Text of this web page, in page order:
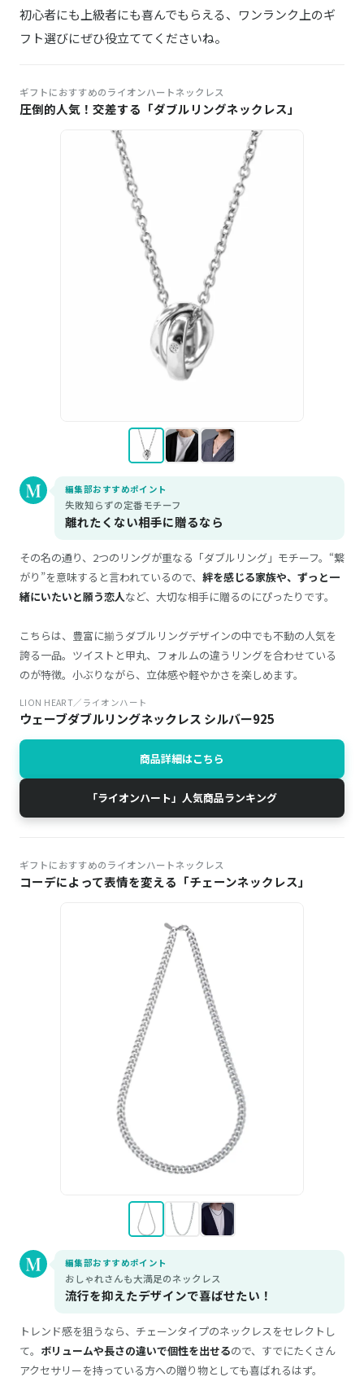
初心者にも上級者にも喜んでもらえる、ワンランク上のギ
フト選びにぜひ役立ててくださいね。
ギフトにおすすめのライオンハートネックレス
圧倒的人気！交差する「ダブルリングネックレス」
編集部おすすめポイント
失敗知らずの定番モチーフ
離れたくない相手に贈るなら
その名の通り、2つのリングが重なる「ダブルリング」モチーフ。“繋
がり”を意味すると言われているので、 絆を感じる家族や、ずっと一
緒にいたいと願う恋人など、大切な相手に贈るのにぴったりです。
こちらは、豊富に揃うダブルリングデザインの中でも不動の人気を
誇る一品。ツイストと甲丸、フォルムの違うリングを合わせている
のが特徴。小ぶりながら、立体感や軽やかさを楽しめます。
LION HEART／ライオンハート
ウェーブダブルリングネックレス シルバー925
商品詳細はこちら
「ライオンハート」人気商品ランキング
ギフトにおすすめのライオンハートネックレス
コーデによって表情を変える「チェーンネックレス」
編集部おすすめポイント
おしゃれさんも大満足のネックレス
流行を抑えたデザインで喜ばせたい！
トレンド感を狙うなら、チェーンタイプのネックレスをセレクトし
て。 ボリュームや長さの違いで個性を出せるので、すでにたくさん
アクセサリーを持っている方への贈り物としても喜ばれるはず。